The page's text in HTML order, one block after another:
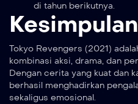
di tahun berikutnya.
Kesimpulan
Tokyo Revengers (2021)
kombinasi aksi, drama, dan
Dengan cerita yang kuat dan
berhasil menghadirkan
sekaligus emosional.